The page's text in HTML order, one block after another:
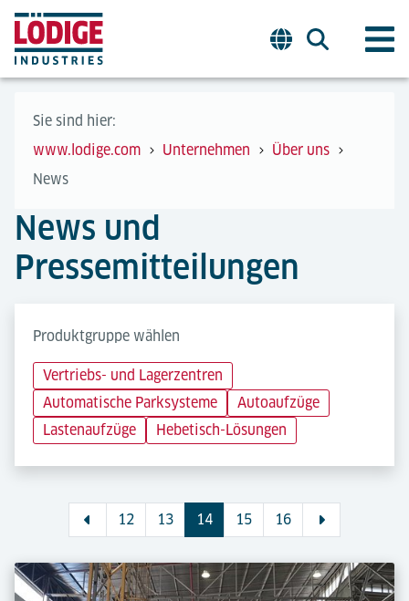
Sie sind hier:
www.lodige.com
Unternehmen
Über uns
News
News und
Pressemitteilungen
Produktgruppe wählen
Vertriebs- und Lagerzentren
Automatische Parksysteme
Autoaufzüge
Lastenaufzüge
Hebetisch-Lösungen
12 13 14 15 16